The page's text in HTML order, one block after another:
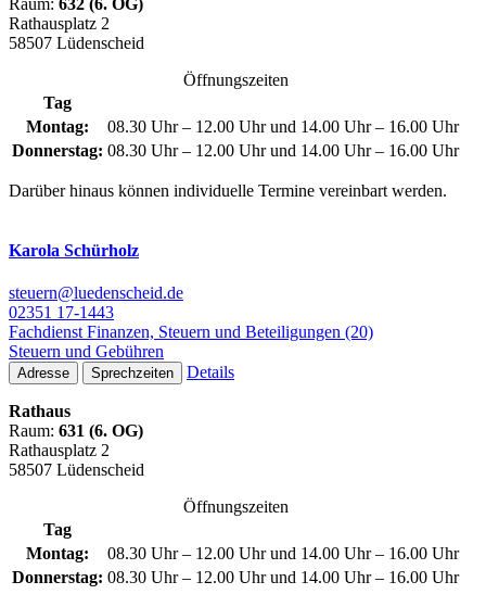
Rathausplatz 2
58507 Lüdenscheid
Öffnungszeiten
Tag
Montag:
08.30 Uhr – 12.00 Uhr und 14.00 Uhr – 16.00 Uhr
Donnerstag: 08.30 Uhr – 12.00 Uhr und 14.00 Uhr – 16.00 Uhr
Darüber hinaus können individuelle Termine vereinbart werden.
Karola Schürholz
steuern@luedenscheid.de
02351 17-1443
Fachdienst Finanzen, Steuern und Beteiligungen (20)
Steuern und Gebühren
Adresse Sprechzeiten Details
Rathaus
Raum: 631 (6. OG)
Rathausplatz 2
58507 Lüdenscheid
Öffnungszeiten
Tag
Montag:
08.30 Uhr – 12.00 Uhr und 14.00 Uhr – 16.00 Uhr
Donnerstag: 08.30 Uhr – 12.00 Uhr und 14.00 Uhr – 16.00 Uhr